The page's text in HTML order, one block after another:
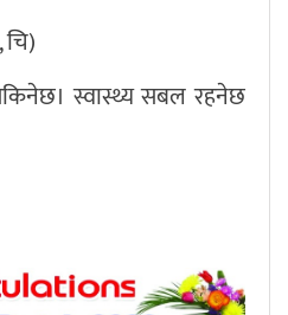
स्वास्थ्य सबल रहनेछ